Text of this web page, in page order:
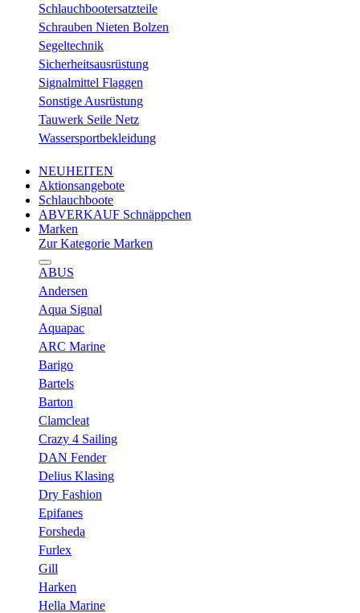
Schlauchbootersatzteile
Schrauben Nieten Bolzen
Segeltechnik
Sicherheitsausrüstung
Signalmittel Flaggen
Sonstige Ausrüstung
Tauwerk Seile Netz
Wassersportbekleidung
NEUHEITEN
Aktionsangebote
Schlauchboote
ABVERKAUF Schnäppchen
Marken
Zur Kategorie Marken
ABUS
Andersen
Aqua Signal
Aquapac
ARC Marine
Barigo
Bartels
Barton
Clamcleat
Crazy 4 Sailing
DAN Fender
Delius Klasing
Dry Fashion
Epifanes
Forsheda
Furlex
Gill
Harken
Hella Marine